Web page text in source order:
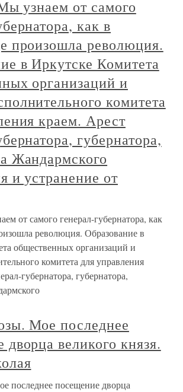
узнаем от самого
как в
произошла революция.
в Иркутске Комитета
организаций и
комитета
краем. Арест
губернатора,
Жандармского
и устранение от
от самого генерал-губернатора, как
революция. Образование в
общественных организаций и
комитета для управления
губернатора, губернатора,
Мое последнее
великого князя.
последнее посещение дворца